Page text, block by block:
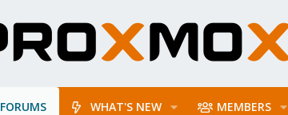
FORUMS WHAT'S NEW MEMBERS